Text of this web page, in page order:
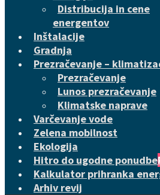
Distribucija in cene
energentov
Inštalacije
Gradnja
Prezračevanje –
Prezračevanje
Lunos prezračevanje
Klimatske naprave
Varčevanje vode
Zelena mobilnost
Ekologija
Hitro do ugodne ponudbe
Kalkulator prihranka
Arhiv revij